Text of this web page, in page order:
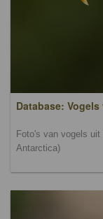
Database:
Foto's van vogels
Antarctica)